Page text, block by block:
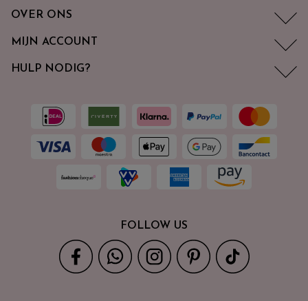
OVER ONS
MIJN ACCOUNT
HULP NODIG?
FOLLOW US